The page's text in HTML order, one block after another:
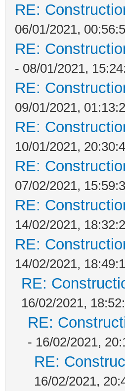
RE:
06/01/2021,
RE:
- 08/01/2021,
RE:
09/01/2021,
RE:
10/01/2021,
RE:
07/02/2021,
RE:
14/02/2021,
RE:
14/02/2021,
RE:
16/02/2021,
RE:
- 16/02/2021,
RE:
16/02/2021,